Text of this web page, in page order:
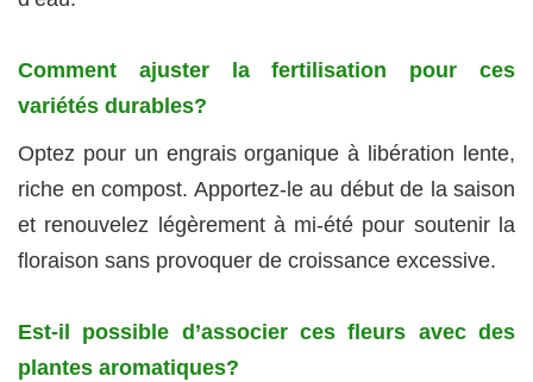
Comment ajuster la fertilisation pour ces
variétés durables?
Optez pour un engrais organique à libération lente,
riche en compost. Apportez-le au début de la saison
et renouvelez légèrement à mi-été pour soutenir la
floraison sans provoquer de croissance excessive.
Est-il possible d’associer ces fleurs avec des
plantes aromatiques?